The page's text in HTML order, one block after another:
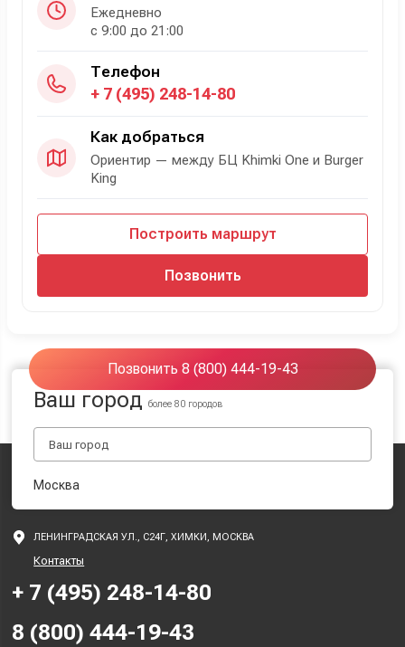
Ежедневно
с 9:00 до 21:00
Телефон
+ 7 (495) 248-14-80
Как добраться
Ориентир — между БЦ Khimki One и Burger
King
Построить маршрут
Позвонить
Позвонить 8 (800) 444-19-43
Ваш городболее 80 городов
Москва
ЛЕНИНГРАДСКАЯ УЛ., С24Г, ХИМКИ, МОСКВА
Контакты
+ 7 (495) 248-14-80
8 (800) 444-19-43